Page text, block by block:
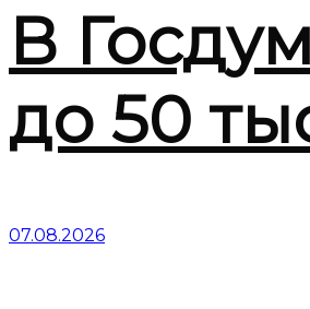
В
до 50
07.08.2026